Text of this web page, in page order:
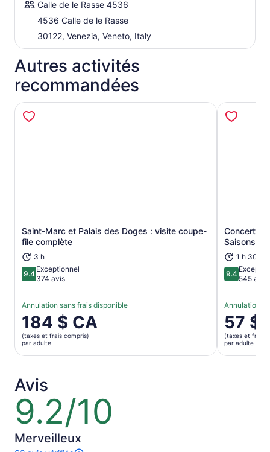
Calle de le Rasse 4536
4536 Calle de le Rasse
30122, Venezia, Veneto, Italy
Autres activités
recommandées
Saint-Marc et Palais des Doges : visite coupe-
file complète
3 h
9.49.4 sur 10
Exceptionnel
374 avis
Annulation sans frais disponible
Le
prix
est
de 184 $ CA.
adulte
184 $ CA
(taxes et frais compris)
par adulte
S’ouvre dans un nouvel onglet
Concert I
Saisons
1 h 30
9.49.4 sur 10
545 avis
Annulation
Le
prix
est
de 57 $
57 $
(taxes et frais
par adulte
Avis
9.2/10
9.2
sur
10
Merveilleux